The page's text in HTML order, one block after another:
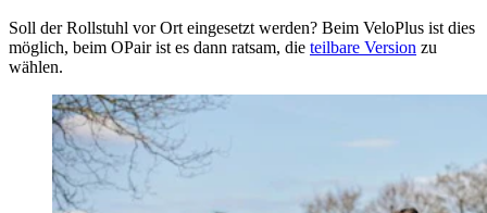
Soll der Rollstuhl vor Ort eingesetzt werden? Beim VeloPlus ist dies
möglich, beim OPair ist es dann ratsam, die teilbare Version zu
wählen.